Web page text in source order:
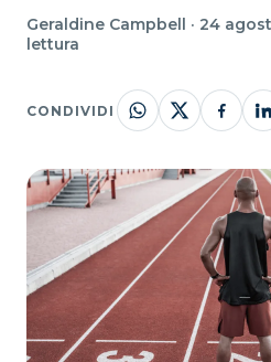
Geraldine Campbell · 24
lettura
CONDIVIDI